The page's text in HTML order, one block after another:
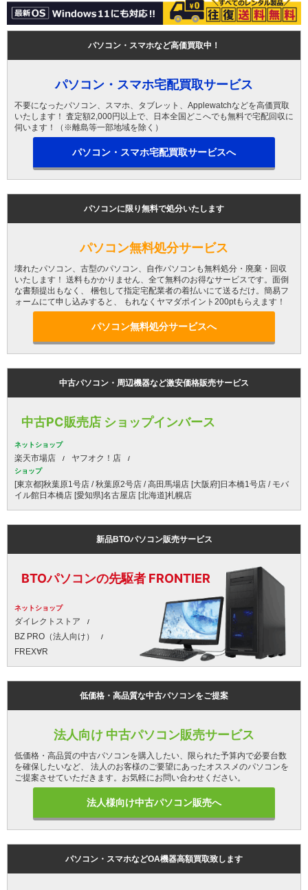
パソコン・スマホなど高価買取中！
パソコン・スマホ宅配買取サービス
不要になったパソコン、スマホ、タブレット、Applewatchなどを高価買取
いたします！ 査定額2,000円以上で、日本全国どこへでも無料で宅配回収に
伺います！（※離島等一部地域を除く）
パソコン・スマホ宅配買取サービスへ
パソコンに限り無料で処分いたします
パソコン無料処分サービス
壊れたパソコン、古型のパソコン、自作パソコンも無料処分・廃棄・回収
いたします！ 送料もかかりません、全て無料のお得なサービスです。面倒
な書類提出もなく、 梱包して指定宅配業者の着払いにて送るだけ。簡易フ
ォームにて申し込みすると、 もれなくヤマダポイント200ptもらえます！
パソコン無料処分サービスへ
中古パソコン・周辺機器など激安価格販売サービス
中古PC販売店 ショップインバース
ネットショップ
楽天市場店 ヤフオク！店
ショップ
[東京都]秋葉原1号店 / 秋葉原2号店 / 高田馬場店 [大阪府]日本橋1号店 / モバ
イル館日本橋店 [愛知県]名古屋店 [北海道]札幌店
新品BTOパソコン販売サービス
BTOパソコンの先駆者 FRONTIER
ネットショップ
ダイレクトストア
BZ PRO（法人向け）
FREX∀R
低価格・高品質な中古パソコンをご提案
法人向け 中古パソコン販売サービス
低価格・高品質の中古パソコンを購入したい、限られた予算内で必要台数
を確保したいなど、 法人のお客様のご要望にあったオススメのパソコンを
ご提案させていただきます。お気軽にお問い合わせください。
法人様向け中古パソコン販売へ
パソコン・スマホなどOA機器高額買取致します